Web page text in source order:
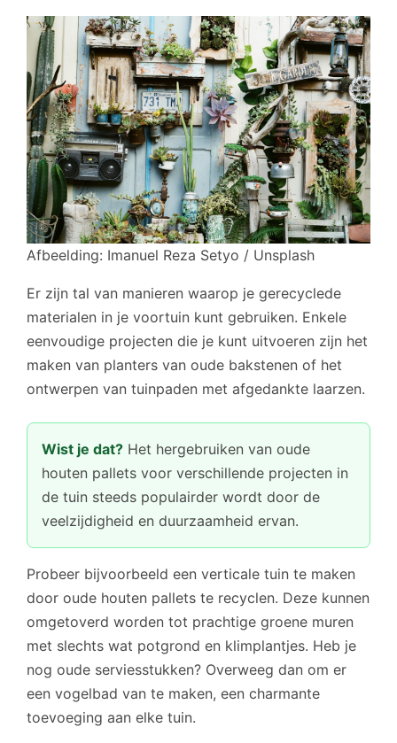
Afbeelding: Imanuel Reza Setyo / Unsplash
Er zijn tal van manieren waarop je gerecyclede
materialen in je voortuin kunt gebruiken. Enkele
eenvoudige projecten die je kunt uitvoeren zijn het
maken van planters van oude bakstenen of het
ontwerpen van tuinpaden met afgedankte laarzen.
Wist je dat? Het hergebruiken van oude
houten pallets voor verschillende projecten in
de tuin steeds populairder wordt door de
veelzijdigheid en duurzaamheid ervan.
Probeer bijvoorbeeld een verticale tuin te maken
door oude houten pallets te recyclen. Deze kunnen
omgetoverd worden tot prachtige groene muren
met slechts wat potgrond en klimplantjes. Heb je
nog oude serviesstukken? Overweeg dan om er
een vogelbad van te maken, een charmante
toevoeging aan elke tuin.